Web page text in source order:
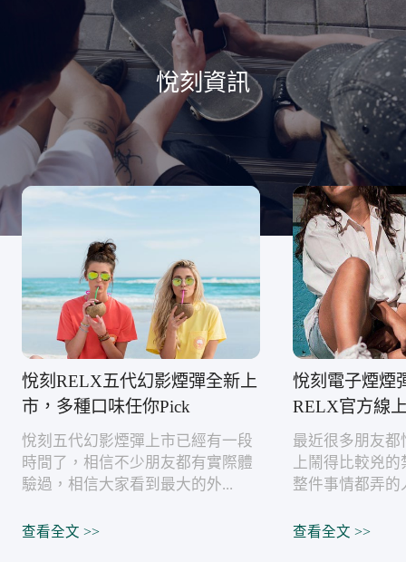
悅刻資訊
悅刻RELX五代幻影煙彈全新上
市，多種口味任你Pick
悅刻五代幻影煙彈上市已經有一段
時間了，相信不少朋友都有實際體
驗過，相信大家看到最大的外...
查看全文 >>
悅刻電子煙煙
RELX官方線
最近很多朋友
上鬧得比較兇
整件事情都弄的
查看全文 >>